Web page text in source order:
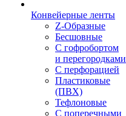
Конвейерные ленты
Z-Образные
Бесшовные
С гофробортом
и перегородками
С перфорацией
Пластиковые
(ПВХ)
Тефлоновые
С поперечными